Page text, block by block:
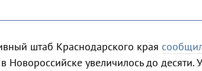
штаб Краснодарского края
Новороссийске увеличилось до